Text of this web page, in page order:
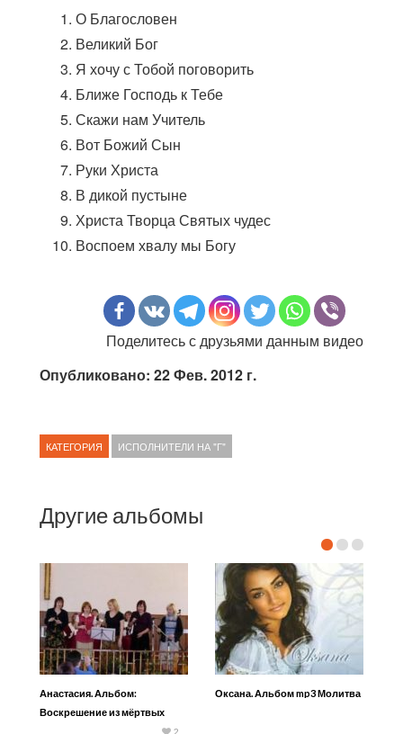
О Благословен
Великий Бог
Я хочу с Тобой поговорить
Ближе Господь к Тебе
Скажи нам Учитель
Вот Божий Сын
Руки Христа
В дикой пустыне
Христа Творца Святых чудес
Воспоем хвалу мы Богу
Поделитесь с друзьями данным видео
Опубликовано: 22 Фев. 2012 г.
КАТЕГОРИЯ ИСПОЛНИТЕЛИ НА "Г"
Другие альбомы
Анастасия. Альбом:
Воскрешение из мёртвых
2
Оксана. Альбом mp3 Молитва